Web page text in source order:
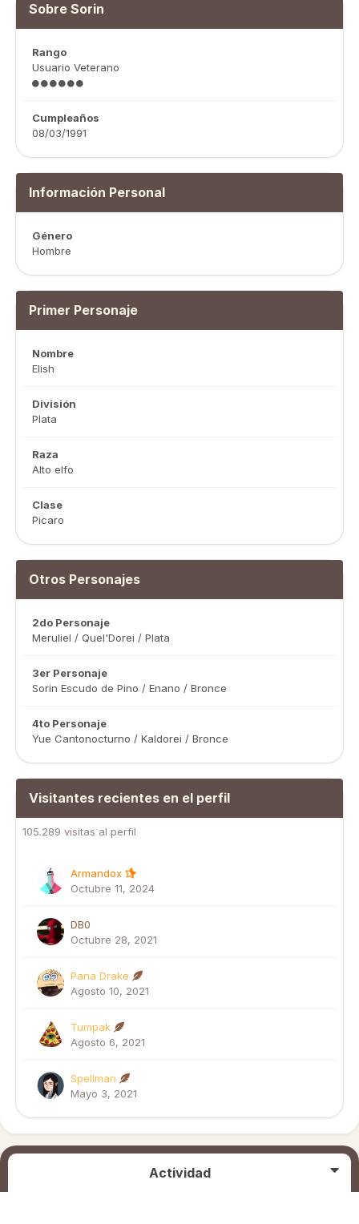
Sobre Sorin
Rango
Usuario Veterano
Cumpleaños
08/03/1991
Información Personal
Género
Hombre
Primer Personaje
Nombre
Elish
División
Plata
Raza
Alto elfo
Clase
Picaro
Otros Personajes
2do Personaje
Meruliel / Quel'Dorei / Plata
3er Personaje
Sorin Escudo de Pino / Enano / Bronce
4to Personaje
Yue Cantonocturno / Kaldorei / Bronce
Visitantes recientes en el perfil
105.289 visitas al perfil
Armandox
Octubre 11, 2024
DB0
Octubre 28, 2021
Pana Drake
Agosto 10, 2021
Tumpak
Agosto 6, 2021
Spellman
Mayo 3, 2021
Actividad